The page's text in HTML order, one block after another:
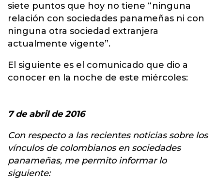
siete puntos que hoy no tiene “ninguna
relación con sociedades panameñas ni con
ninguna otra sociedad extranjera
actualmente vigente”.
El siguiente es el comunicado que dio a
conocer en la noche de este miércoles:
7 de abril de 2016
Con respecto a las recientes noticias sobre los
vínculos de colombianos en sociedades
panameñas, me permito informar lo
siguiente: